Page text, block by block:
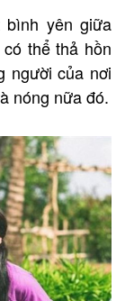
bình yên giữa
thể thả hồn
người của nơi
nóng nữa đó.